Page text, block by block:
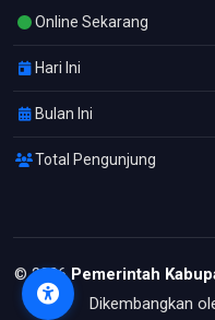
Online Sekarang
Hari Ini
Bulan Ini
Total Pengunjung
© 2026Pemerintah
Dikembangkan